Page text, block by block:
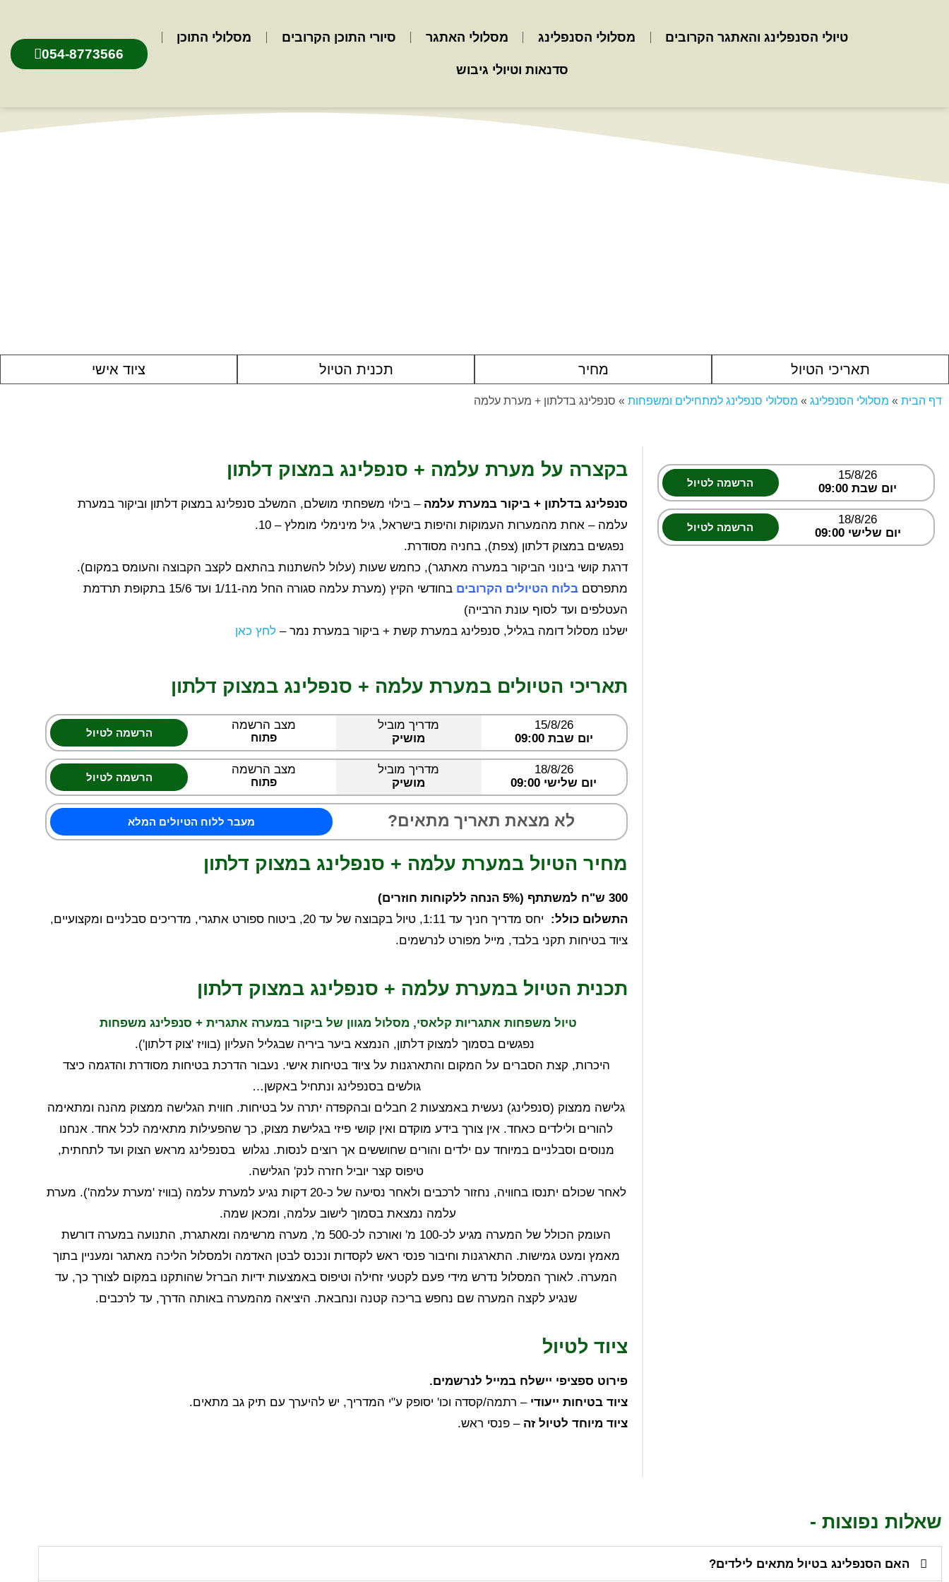
טיולי הסנפלינג והאתגר הקרובים מסלולי הסנפלינג מסלולי האתגר סיורי התוכן הקרובים מסלולי התוכן
סדנאות וטיולי גיבוש
054-8773566
תאריכי הטיול מחיר תכנית הטיול ציוד אישי
דף הבית » מסלולי הסנפלינג » מסלולי סנפלינג למתחילים ומשפחות » סנפלינג בדלתון + מערת עלמה
15/8/26
יום שבת 09:00
הרשמה לטיול
18/8/26
יום שלישי 09:00
הרשמה לטיול
בקצרה על מערת עלמה + סנפלינג במצוק דלתון
סנפלינג בדלתון + ביקור במערת עלמה – בילוי משפחתי מושלם, המשלב סנפלינג במצוק דלתון וביקור במערת
עלמה – אחת מהמערות העמוקות והיפות בישראל, גיל מינימלי מומלץ – 10.
נפגשים במצוק דלתון (צפת), בחניה מסודרת.
דרגת קושי בינוני הביקור במערה מאתגר), כחמש שעות (עלול להשתנות בהתאם לקצב הקבוצה והעומס במקום).
מתפרסםבלוח הטיולים הקרובים
בחודשי הקיץ (מערת עלמה סגורה החל מה-1/11 ועד 15/6 בתקופת תרדמת
העטלפים ועד לסוף עונת הרבייה)
ישלנו מסלול דומה בגליל, סנפלינג במערת קשת + ביקור במערת נמר –לחץ כאן
תאריכי הטיולים במערת עלמה + סנפלינג במצוק דלתון
15/8/26
יום שבת 09:00
מדריך מוביל
מושיק
מצב הרשמה
פתוח הרשמה לטיול
18/8/26
יום שלישי 09:00
מדריך מוביל
מושיק
מצב הרשמה
פתוח הרשמה לטיול
לא מצאת תאריך מתאים? מעבר ללוח הטיולים המלא
מחיר הטיול במערת עלמה + סנפלינג במצוק דלתון
300 ש"ח למשתתף (5% הנחה ללקוחות חוזרים)
התשלום כולל:
יחס מדריך חניך עד 1:11, טיול בקבוצה של עד 20, ביטוח ספורט אתגרי, מדריכים סבלניים ומקצועיים,
ציוד בטיחות תקני בלבד, מייל מפורט לנרשמים.
תכנית הטיול במערת עלמה + סנפלינג במצוק דלתון
טיול משפחות אתגריות קלאסי, מסלול מגוון של ביקור במערה אתגרית + סנפלינג משפחות
נפגשים בסמוך למצוק דלתון, הנמצא ביער ביריה שבגליל העליון (בוויז 'צוק דלתון').
היכרות, קצת הסברים על המקום והתארגנות על ציוד בטיחות אישי. נעבור הדרכת בטיחות מסודרת והדגמה כיצד
גולשים בסנפלינג ונתחיל באקשן…
גלישה ממצוק (סנפלינג) נעשית באמצעות 2 חבלים ובהקפדה יתרה על בטיחות. חווית הגלישה ממצוק מהנה ומתאימה
להורים ולילדים כאחד. אין צורך בידע מוקדם ואין קושי פיזי בגלישת מצוק, כך שהפעילות מתאימה לכל אחד. אנחנו
מנוסים וסבלניים במיוחד עם ילדים והורים שחוששים אך רוצים לנסות. נגלוש בסנפלינג מראש הצוק ועד לתחתית,
טיפוס קצר יוביל חזרה לנק' הגלישה.
לאחר שכולם יתנסו בחוויה, נחזור לרכבים ולאחר נסיעה של כ-20 דקות נגיע למערת עלמה (בוויז 'מערת עלמה').
מערת
עלמה נמצאת בסמוך לישוב עלמה, ומכאן שמה.
העומק הכולל של המערה מגיע לכ-100 מ' ואורכה לכ-500 מ', מערה מרשימה ומאתגרת, התנועה במערה דורשת
מאמץ ומעט גמישות. התארגנות וחיבור פנסי ראש לקסדות ונכנס לבטן האדמה ולמסלול הליכה מאתגר ומעניין בתוך
המערה. לאורך המסלול נדרש מידי פעם לקטעי זחילה וטיפוס באמצעות ידיות הברזל שהותקנו במקום לצורך כך, עד
שנגיע לקצה המערה שם נחפש בריכה קטנה ונחבאת. היציאה מהמערה באותה הדרך, עד לרכבים.
ציוד לטיול
פירוט ספציפי יישלח במייל לנרשמים.
ציוד בטיחות ייעודי – רתמה/קסדה וכו' יסופק ע"י המדריך, יש להיערך עם תיק גב מתאים.
ציוד מיוחד לטיול זה – פנסי ראש.
שאלות נפוצות -
האם הסנפלינג בטיול מתאים לילדים?